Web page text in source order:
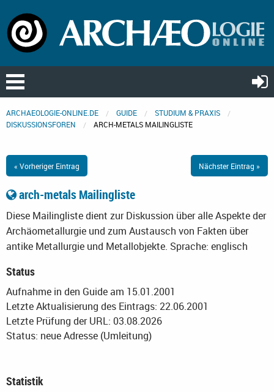
ARCHAEOLOGIE-ONLINE.DE GUIDE
STUDIUM & PRAXIS
DISKUSSIONSFOREN
ARCH-METALS MAILINGLISTE
« Vorheriger Eintrag Nächster Eintrag »
arch-metals Mailingliste
Diese Mailingliste dient zur Diskussion über alle Aspekte der
Archäometallurgie und zum Austausch von Fakten über
antike Metallurgie und Metallobjekte. Sprache: englisch
Status
Aufnahme in den Guide am 15.01.2001
Letzte Aktualisierung des Eintrags: 22.06.2001
Letzte Prüfung der URL: 03.08.2026
Status: neue Adresse (Umleitung)
Statistik